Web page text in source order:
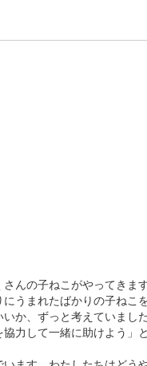
んの子ねこがやってき
うまれたばかりの子ね
か、ずっと考えていました
力して一緒に助けよう